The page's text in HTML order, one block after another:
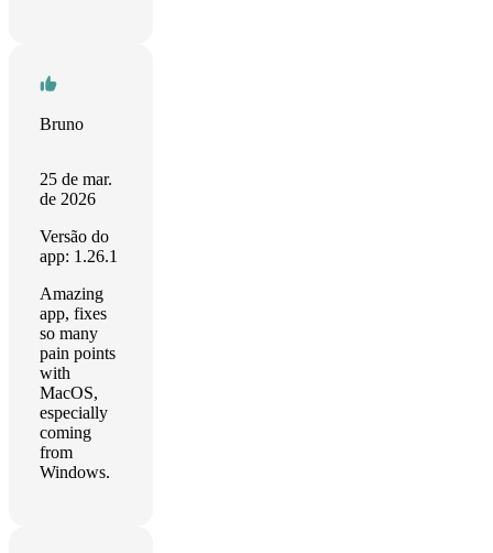
Bruno
25 de mar.
de 2026
Versão do
app: 1.26.1
Amazing
app, fixes
so many
pain points
with
MacOS,
especially
coming
from
Windows.